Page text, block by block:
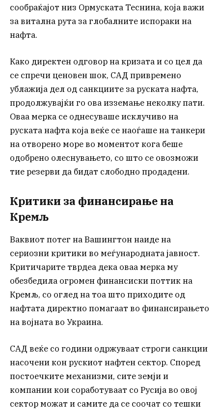
сообраќајот низ Ормуската Теснина, која важи
за витална рута за глобалните испораки на
нафта.
Како директен одговор на кризата и со цел да
се спречи ценовен шок, САД привремено
ублажија дел од санкциите за руската нафта,
продолжувајќи го ова изземање неколку пати.
Оваа мерка се однесуваше исклучиво на
руската нафта која веќе се наоѓаше на танкери
на отворено море во моментот кога беше
одобрено олеснувањето, со што се овозможи
тие резерви да бидат слободно продадени.
Критики за финансирање на
Кремљ
Ваквиот потег на Вашингтон наиде на
сериозни критики во меѓународната јавност.
Критичарите тврдеа дека оваа мерка му
обезбедила огромен финансиски поттик на
Кремљ, со оглед на тоа што приходите од
нафтата директно помагаат во финансирањето
на војната во Украина.
САД веќе со години одржуваат строги санкции
насочени кон рускиот нафтен сектор. Според
постоечките механизми, сите земји и
компании кои соработуваат со Русија во овој
сектор можат и самите да се соочат со тешки